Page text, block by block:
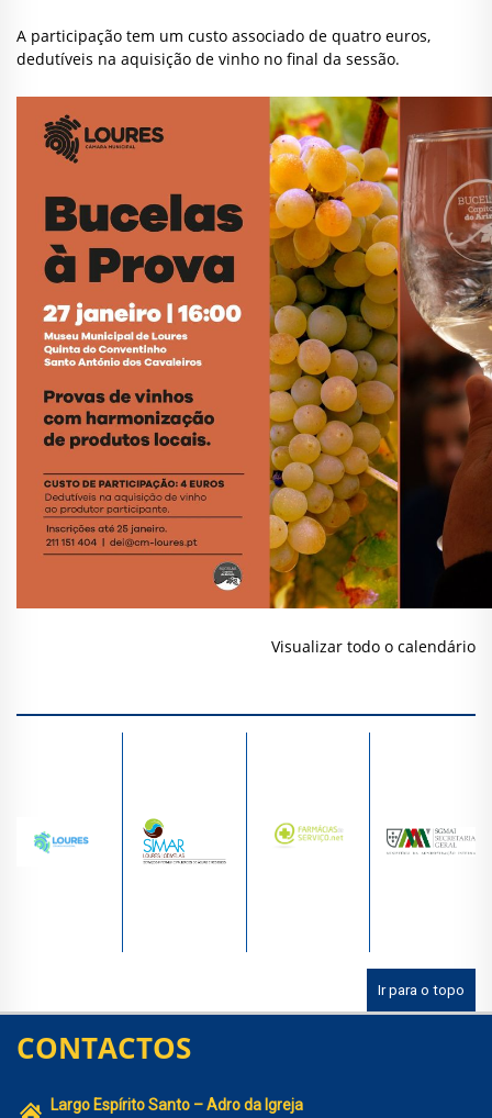
A participação tem um custo associado de quatro euros,
dedutíveis na aquisição de vinho no final da sessão.
Visualizar todo o calendário
Ir para o topo
CONTACTOS
Largo Espírito Santo – Adro da Igreja